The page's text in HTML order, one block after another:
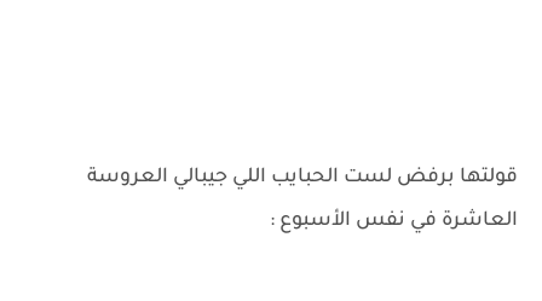
قولتها برفض لست الحبايب اللي جيبالي العروسة
العاشرة في نفس الأسبوع :